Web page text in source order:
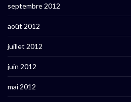
septembre 2012
août 2012
juillet 2012
juin 2012
mai 2012